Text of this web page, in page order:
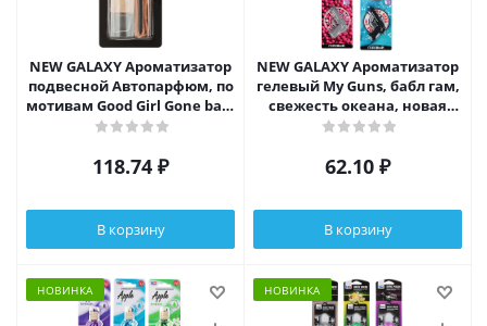
NEW GALAXY Ароматизатор
подвесной Автопарфюм, по
мотивам Good Girl Gone bad,
5 мл
118.74 ₽
В корзину
NEW GALAXY Ароматизатор
гелевый My Guns, бабл гам,
свежесть океана, новая
машина, летний бриз
62.10 ₽
В корзину
НОВИНКА НОВИНКА